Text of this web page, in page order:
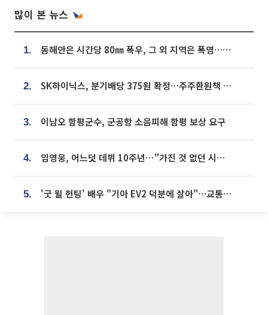
많이 본 뉴스
1. 동해안은 시간당 80㎜ 폭우, 그 외 지역은 폭염…‘극과 극 날씨’
2. SK하이닉스, 분기배당 375원 확정…주주환원책 9월로 앞당겨 발표
3. 이남오 함평군수, 군공항 소음피해 함평 보상 요구
4. 임영웅, 어느덧 데뷔 10주년⋯"가진 것 없던 시절, 내 앞엔 20명의 팬뿐"
5. '굿 윌 헌팅' 배우 "기아 EV2 덕분에 살아"…교통사고 후 안전성 극찬